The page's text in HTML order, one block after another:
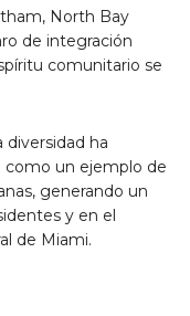
North Bay
de integración
comunitario se
diversidad ha
como un ejemplo de
generando un
y en el
de Miami.